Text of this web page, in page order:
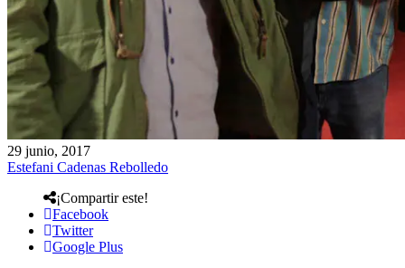
29 junio, 2017
Estefani Cadenas Rebolledo
¡Compartir este!
Facebook
Twitter
Google Plus